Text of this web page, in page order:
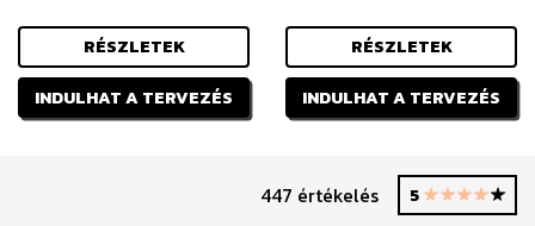
RÉSZLETEK
INDULHAT A TERVEZÉS
RÉSZLETEK
INDULHAT A TERVEZÉS
447 értékelés 5